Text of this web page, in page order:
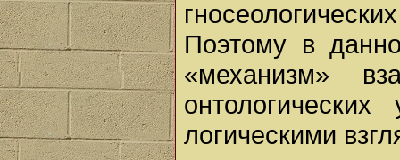
Поэтому в
«механизм»
логическими